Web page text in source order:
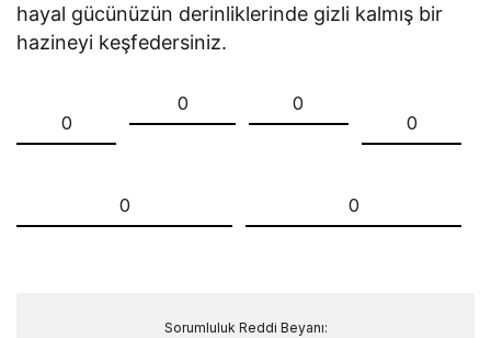
hayal gücünüzün derinliklerinde gizli kalmış bir
hazineyi keşfedersiniz.
0
0
0
0
0 0
Sorumluluk Reddi Beyanı: